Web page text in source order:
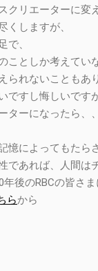
クリエーターに変
くしますが、
で、
ことしか考えてい
られないこともあ
ですし悔しいです
ターになったら、、
憶によってもたら
であれば、人間は
後のRBCの皆さ
らから